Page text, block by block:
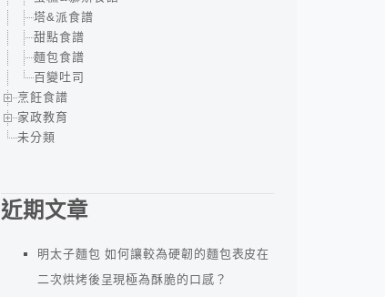
塔&派食譜
甜點食譜
麵包食譜
百變吐司
烹飪食譜
家政教育
未分類
近期文章
明太子麵包 如何讓較為硬韌的麵包表皮在
二次烘烤後呈現極為酥脆的口感？